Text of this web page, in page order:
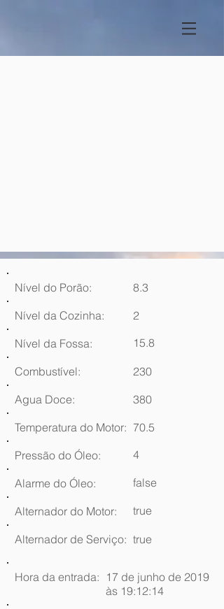
Nível do Porão:
8.3
Nível da Cozinha:
2
Nível da Fossa:
15.8
Combustível:
230
Agua Doce:
380
Temperatura do Motor: 70.5
Pressão do Óleo:
4
Alarme do Óleo: false
Alternador do Motor: true
Alternador de Serviço: true
Hora da entrada: 17 de junho de 2019
às 19:12:14